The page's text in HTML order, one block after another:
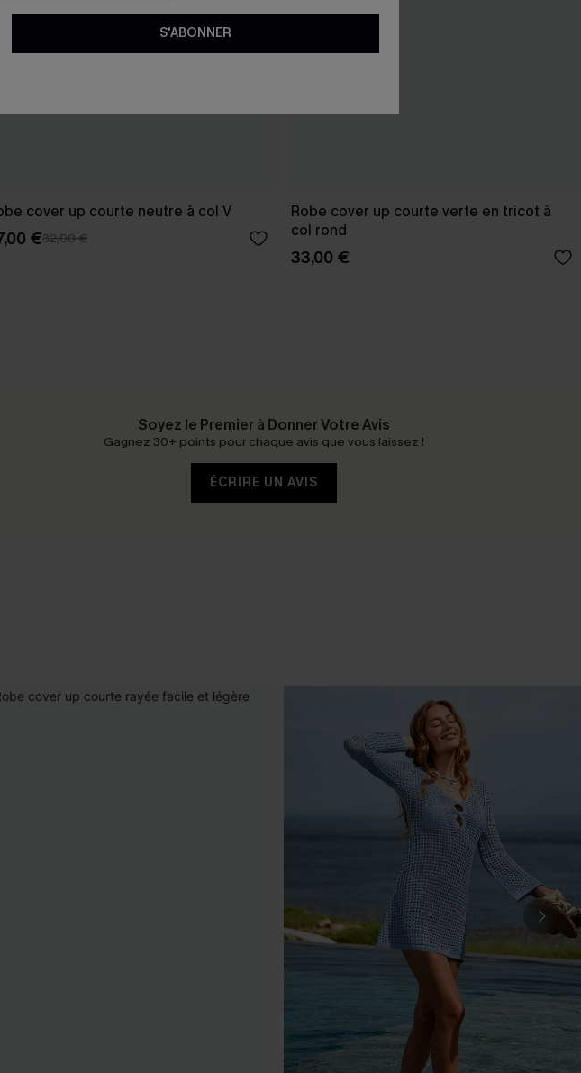
cover up courte neutre à col V
€32,00 €
Robe cover up courte verte en tricot à
col rond
33,00 €
Soyez le Premier à Donner Votre Avis
Gagnez 30+ points pour chaque avis que vous laissez !
ÉCRIRE UN AVIS
S'ABONNER